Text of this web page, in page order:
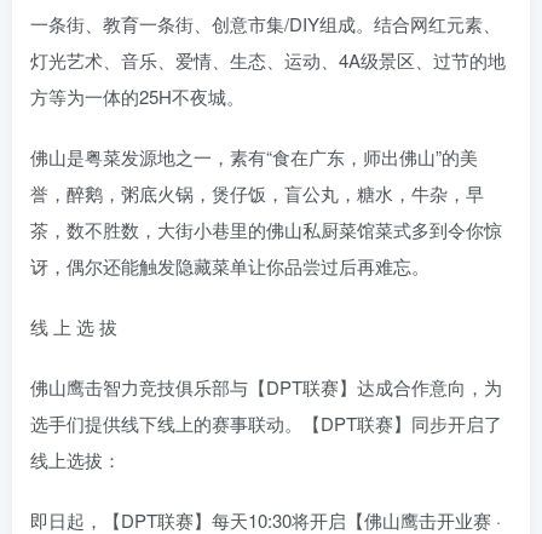
一条街、教育一条街、创意市集/DIY组成。结合网红元素、
灯光艺术、音乐、爱情、生态、运动、4A级景区、过节的地
方等为一体的25H不夜城。
佛山是粤菜发源地之一，素有“食在广东，师出佛山”的美
誉，醉鹅，粥底火锅，煲仔饭，盲公丸，糖水，牛杂，早
茶，数不胜数，大街小巷里的佛山私厨菜馆菜式多到令你惊
讶，偶尔还能触发隐藏菜单让你品尝过后再难忘。
线 上 选 拔
佛山鹰击智力竞技俱乐部与【DPT联赛】达成合作意向，为
选手们提供线下线上的赛事联动。【DPT联赛】同步开启了
线上选拔：
即日起，【DPT联赛】每天10:30将开启【佛山鹰击开业赛 ·